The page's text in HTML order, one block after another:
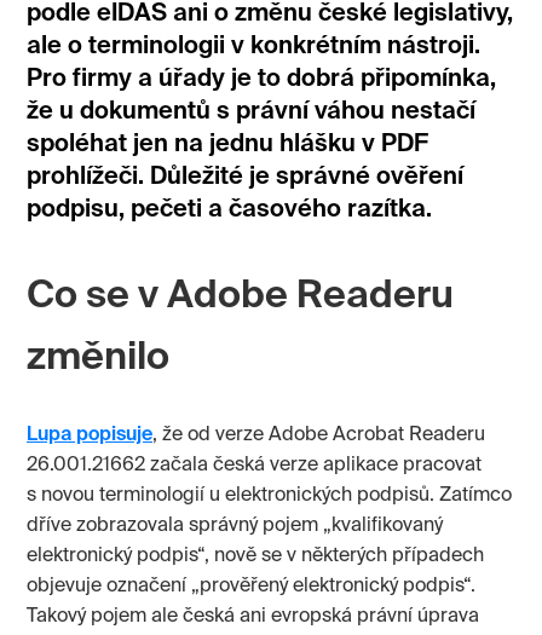
podle eIDAS ani o změnu české legislativy,
ale o terminologii v konkrétním nástroji.
Pro firmy a úřady je to dobrá připomínka,
že u dokumentů s právní váhou nestačí
spoléhat jen na jednu hlášku v PDF
prohlížeči. Důležité je správné ověření
podpisu, pečeti a časového razítka.
Co se v Adobe Readeru
změnilo
Lupa popisuje, že od verze Adobe Acrobat Readeru
26.001.21662 začala česká verze aplikace pracovat
s novou terminologií u elektronických podpisů. Zatímco
dříve zobrazovala správný pojem „kvalifikovaný
elektronický podpis“, nově se v některých případech
objevuje označení „prověřený elektronický podpis“.
Takový pojem ale česká ani evropská právní úprava